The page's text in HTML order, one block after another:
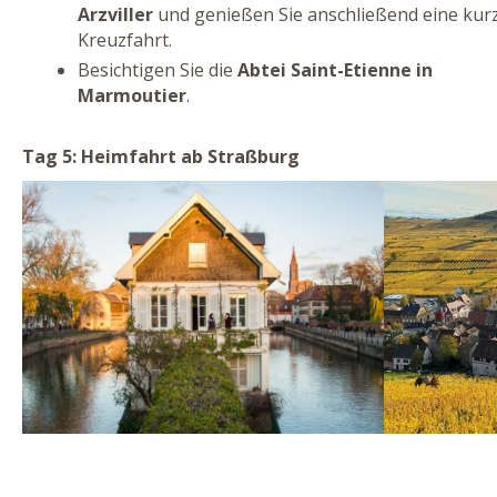
Arzviller und genießen Sie anschließend eine
Kreuzfahrt.
Besichtigen Sie die Abtei Saint-Etienne in
Marmoutier.
Tag 5: Heimfahrt ab Straßburg